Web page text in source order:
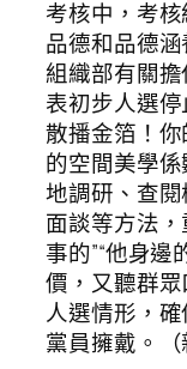
考核中，考
品德和品德
組織部有關
表初步人選
散播金箔！
的空間美學
地調研、查
面談等方法，
事的”“他身邊
價，又聽群
人選情形，
黨員擁戴。（